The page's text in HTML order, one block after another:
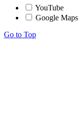
YouTube
Google Maps
Go to Top